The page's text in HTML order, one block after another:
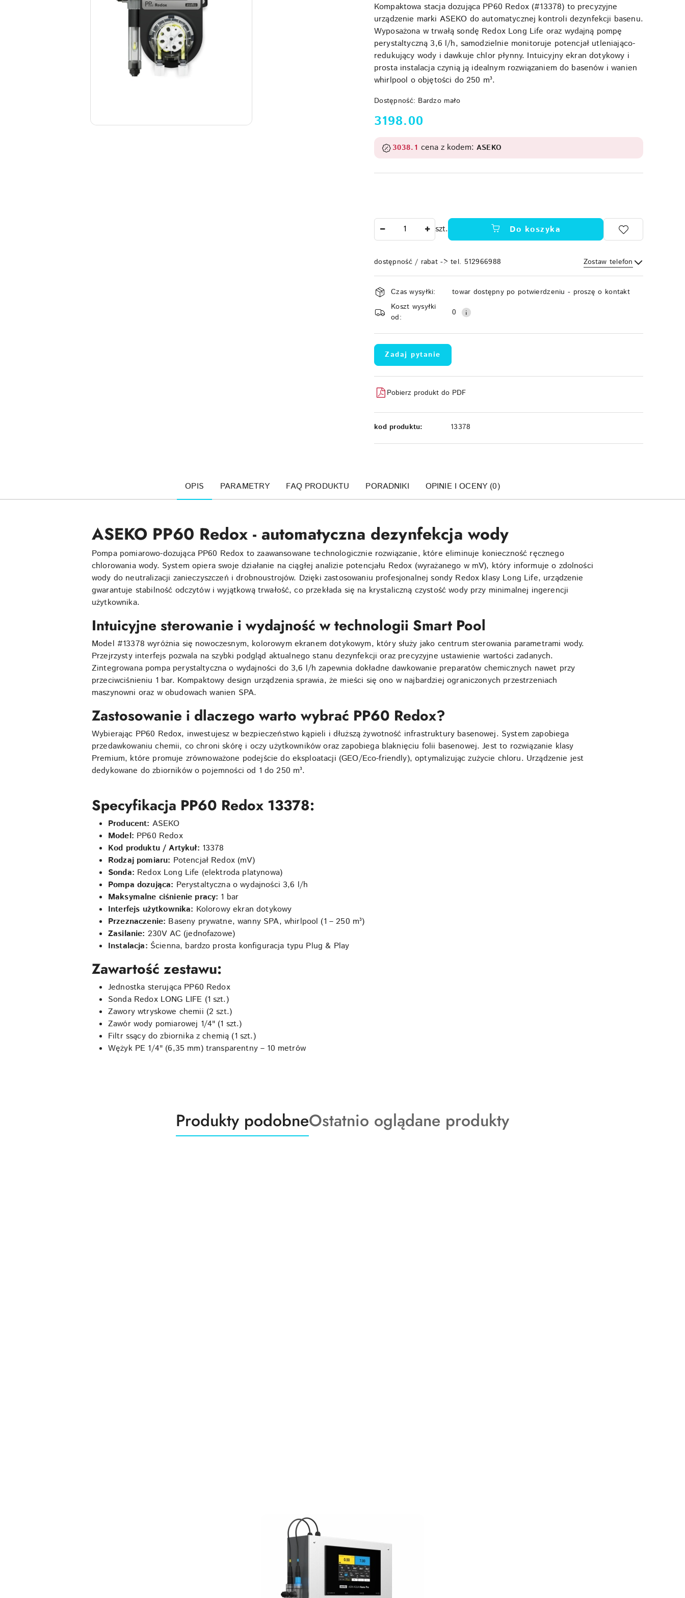
Kompaktowa stacja dozująca PP60 Redox (#13378) to precyzyjne
urządzenie marki ASEKO do automatycznej kontroli dezynfekcji basenu.
Wyposażona w trwałą sondę Redox Long Life oraz wydajną pompę
perystaltyczną 3,6 l/h, samodzielnie monitoruje potencjał utleniająco-
redukujący wody i dawkuje chlor płynny. Intuicyjny ekran dotykowy i
prosta instalacja czynią ją idealnym rozwiązaniem do basenów i wanien
whirlpool o objętości do 250 m³.
Dostępność: Bardzo mało
cena:
3198.00
3038.1 cena z kodem: ASEKO
szt. Do koszyka
dostępność / rabat -> tel. 512966988 Zostaw telefon
Wyślij
Dostępność
i
dostawa
Czas wysyłki:
towar dostępny po potwierdzeniu - proszę o kontakt
Koszt wysyłki
od:
0
Zadaj pytanie
Pobierz produkt do PDF
kod produktu: 13378
OPIS PARAMETRY FAQ PRODUKTU PORADNIKI OPINIE I OCENY (0)
ASEKO PP60 Redox - automatyczna dezynfekcja wody
Pompa pomiarowo-dozująca PP60 Redox to zaawansowane technologicznie rozwiązanie, które eliminuje konieczność ręcznego
chlorowania wody. System opiera swoje działanie na ciągłej analizie potencjału Redox (wyrażanego w mV), który informuje o zdolności
wody do neutralizacji zanieczyszczeń i drobnoustrojów. Dzięki zastosowaniu profesjonalnej sondy Redox klasy Long Life, urządzenie
gwarantuje stabilność odczytów i wyjątkową trwałość, co przekłada się na krystaliczną czystość wody przy minimalnej ingerencji
użytkownika.
Intuicyjne sterowanie i wydajność w technologii Smart Pool
Model #13378 wyróżnia się nowoczesnym, kolorowym ekranem dotykowym, który służy jako centrum sterowania parametrami wody.
Przejrzysty interfejs pozwala na szybki podgląd aktualnego stanu dezynfekcji oraz precyzyjne ustawienie wartości zadanych.
Zintegrowana pompa perystaltyczna o wydajności do 3,6 l/h zapewnia dokładne dawkowanie preparatów chemicznych nawet przy
przeciwciśnieniu 1 bar. Kompaktowy design urządzenia sprawia, że mieści się ono w najbardziej ograniczonych przestrzeniach
maszynowni oraz w obudowach wanien SPA.
Zastosowanie i dlaczego warto wybrać PP60 Redox?
Wybierając PP60 Redox, inwestujesz w bezpieczeństwo kąpieli i dłuższą żywotność infrastruktury basenowej. System zapobiega
przedawkowaniu chemii, co chroni skórę i oczy użytkowników oraz zapobiega blaknięciu folii basenowej. Jest to rozwiązanie klasy
Premium, które promuje zrównoważone podejście do eksploatacji (GEO/Eco-friendly), optymalizując zużycie chloru. Urządzenie jest
dedykowane do zbiorników o pojemności od 1 do 250 m³.
Specyfikacja PP60 Redox 13378:
Producent: ASEKO
Model: PP60 Redox
Kod produktu / Artykuł: 13378
Rodzaj pomiaru: Potencjał Redox (mV)
Sonda: Redox Long Life (elektroda platynowa)
Pompa dozująca: Perystaltyczna o wydajności 3,6 l/h
Maksymalne ciśnienie pracy: 1 bar
Interfejs użytkownika: Kolorowy ekran dotykowy
Przeznaczenie: Baseny prywatne, wanny SPA, whirlpool (1 – 250 m³)
Zasilanie: 230V AC (jednofazowe)
Instalacja: Ścienna, bardzo prosta konfiguracja typu Plug & Play
Zawartość zestawu:
Jednostka sterująca PP60 Redox
Sonda Redox LONG LIFE (1 szt.)
Zawory wtryskowe chemii (2 szt.)
Zawór wody pomiarowej 1/4" (1 szt.)
Filtr ssący do zbiornika z chemią (1 szt.)
Wężyk PE 1/4" (6,35 mm) transparentny – 10 metrów
Produkty
o
Produkty podobneProdukty
o
Ostatnio oglądane produkty